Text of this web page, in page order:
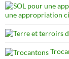
une appropriation